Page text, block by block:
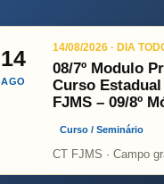
14
AGO
14/08/2026 · DIA
08/7º Modulo
Curso
FJMS – 09/8º
Curso / Seminário
CT FJMS · Campo
ONÇA PINT PSOPJ